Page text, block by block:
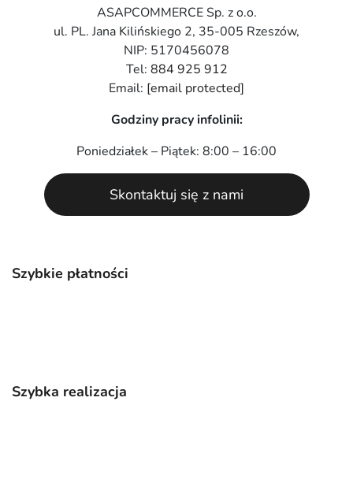
Szybkie płatności
Szybka realizacja
ASAPCOMMERCE Sp. z o.o.
ul. PL. Jana Kilińskiego 2, 35-005 Rzeszów,
NIP: 5170456078
Tel: 884 925 912
Email: [email protected]
Godziny pracy infolinii:
Poniedziałek – Piątek: 8:00 – 16:00
Skontaktuj się z nami